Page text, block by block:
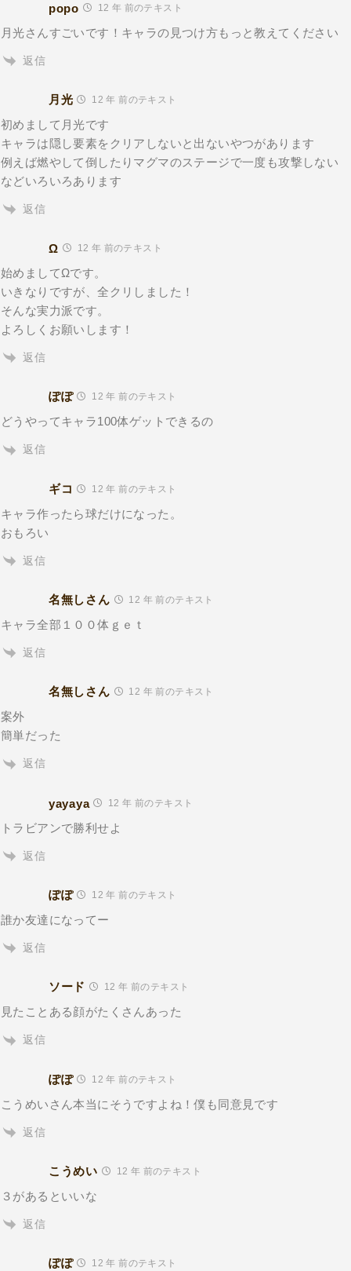
popo 12 年 前のテキスト
月光さんすごいです！キャラの見つけ方もっと教えてください
返信
月光 12 年 前のテキスト
初めまして月光です
キャラは隠し要素をクリアしないと出ないやつがあります
例えば燃やして倒したりマグマのステージで一度も攻撃しない
などいろいろあります
返信
Ω 12 年 前のテキスト
始めましてΩです。
いきなりですが、全クリしました！
そんな実力派です。
よろしくお願いします！
返信
ぽぽ 12 年 前のテキスト
どうやってキャラ100体ゲットできるの
返信
ギコ 12 年 前のテキスト
キャラ作ったら球だけになった。
おもろい
返信
名無しさん 12 年 前のテキスト
キャラ全部１００体ｇｅｔ
返信
名無しさん 12 年 前のテキスト
案外
簡単だった
返信
yayaya 12 年 前のテキスト
トラビアンで勝利せよ
返信
ぽぽ 12 年 前のテキスト
誰か友達になってー
返信
ソード 12 年 前のテキスト
見たことある顔がたくさんあった
返信
ぽぽ 12 年 前のテキスト
こうめいさん本当にそうですよね！僕も同意見です
返信
こうめい 12 年 前のテキスト
３があるといいな
返信
ぽぽ 12 年 前のテキスト